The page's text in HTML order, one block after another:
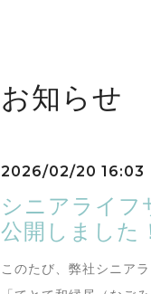
お知らせ
2026/02/20 16:03
シニアライフ
公開しました！
このたび、弊社シニア